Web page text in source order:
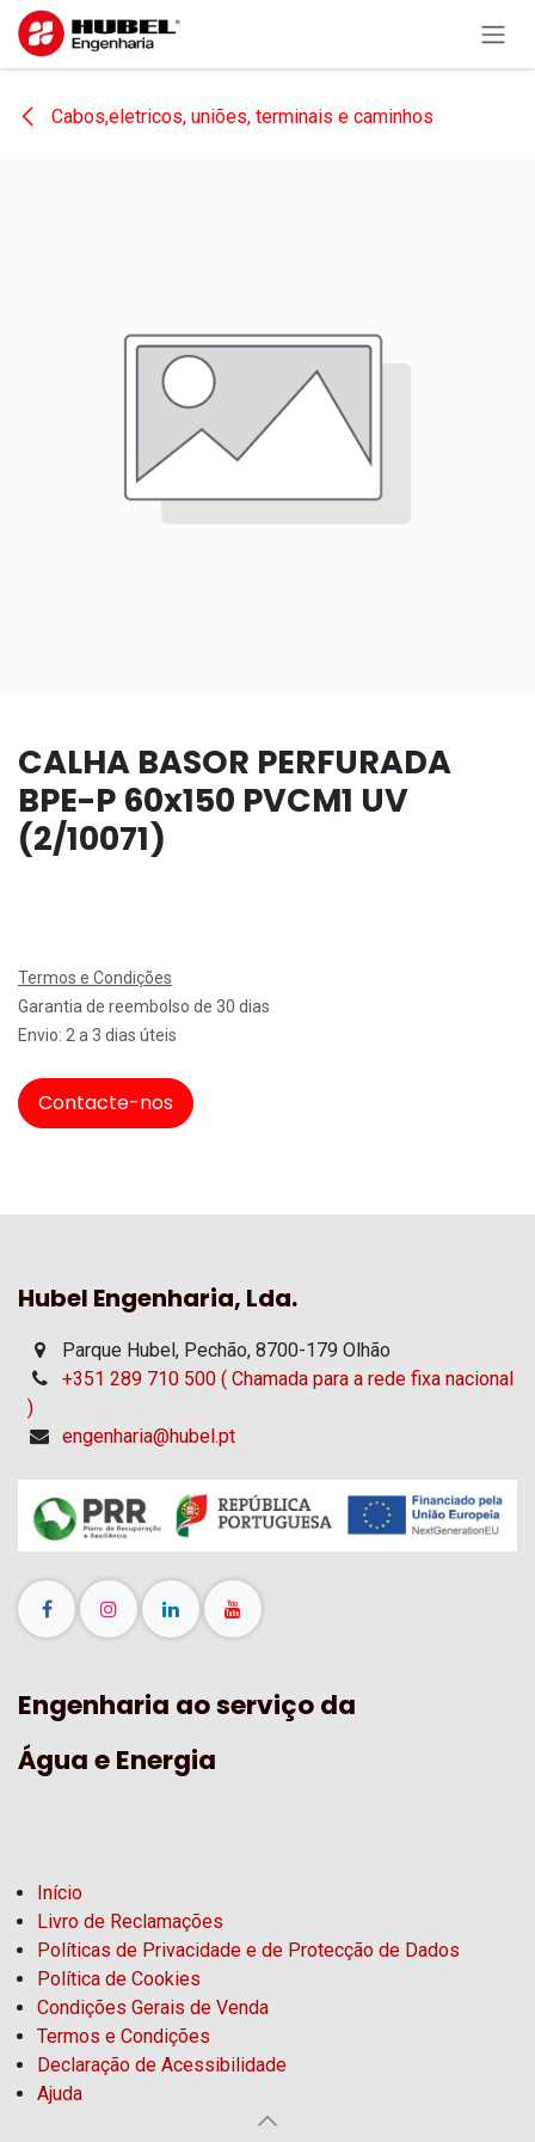
Pular para o conteúdo
Cabos,eletricos, uniões, terminais e caminhos
CALHA BASOR PERFURADA
BPE-P 60x150 PVCM1 UV
(2/10071)
Termos e Condições
Garantia de reembolso de 30 dias
Envio: 2 a 3 dias úteis
Contacte-nos
Hubel Engenharia, Lda.
Parque Hubel, Pechão, 8700-179 Olhão
+351 289 710 500 ( Chamada para a rede fixa nacional
)
engenharia@hubel.pt
Engenharia ao serviço da
Água e Energia
Início
Livro de Reclamações
Políticas de Privacidade e de Protecção de Dados
Política de Cookies
Condições Gerais de Venda
Termos e Condições
Declaração de Acessibilidade
Ajuda